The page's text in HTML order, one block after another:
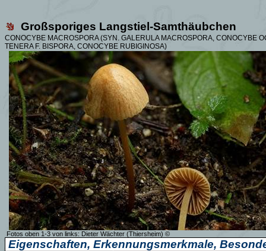
Großsporiges Langstiel-Samthäubchen
CONOCYBE MACROSPORA (SYN. GALERULA MACROSPORA, CONOCYBE
TENERA F. BISPORA, CONOCYBE RUBIGINOSA)
Fotos oben 1-3 von links: Dieter Wächter (Thiersheim) ©
Eigenschaften, Erkennungsmerkmale,